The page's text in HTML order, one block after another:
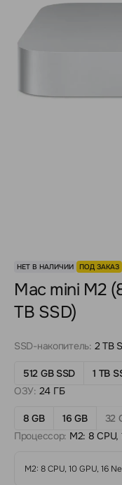
НЕТ В НАЛИЧИИ ПОД ЗАКАЗ
Mac mini M2
TB SSD)
SSD-накопитель: 2 TB
512 GB SSD 1 TB
ОЗУ: 24 ГБ
8 GB 16 GB 32
Процессор: M2: 8 CPU,
M2: 8 CPU, 10 GPU, 16